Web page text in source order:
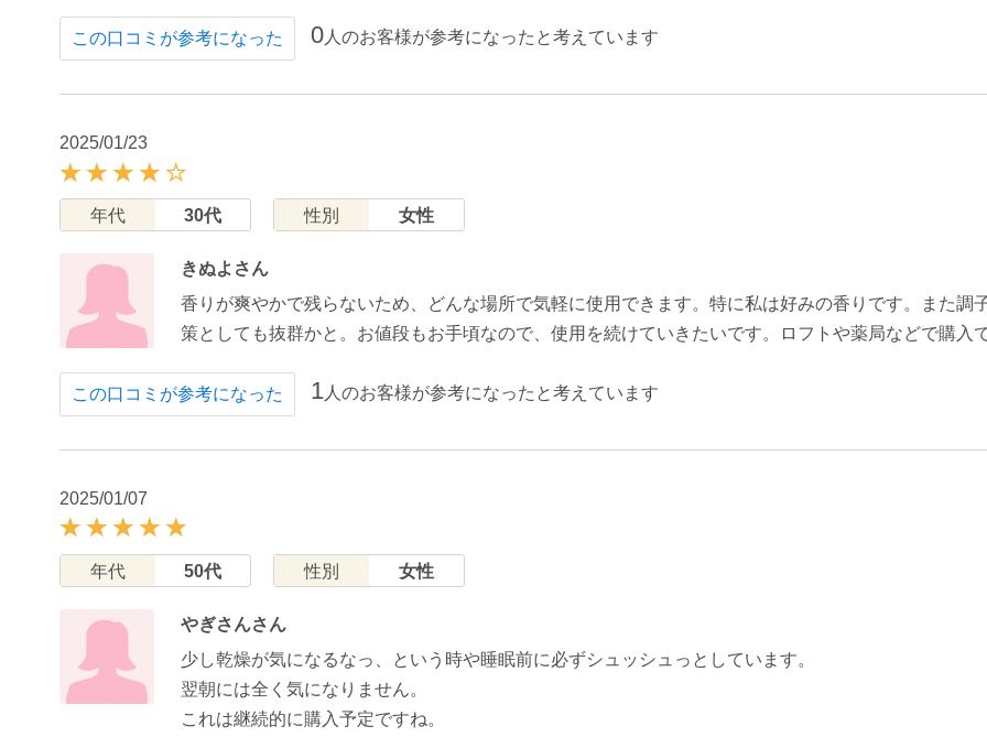
この口コミが参考になった 0人のお客様が参考になったと考えています
2025/01/23
年代 30代 性別 女性
きぬよさん
香りが爽やかで残らないため、どんな場所で気軽に使用できます。特に私は好みの香りです。また
策としても抜群かと。お値段もお手頃なので、使用を続けていきたいです。ロフトや薬局などで購入
この口コミが参考になった 1 人のお客様が参考になったと考えています
2025/01/07
年代 50代 性別 女性
やぎさんさん
少し乾燥が気になるなっ、という時や睡眠前に必ずシュッシュっとしています。
翌朝には全く気になりません。
これは継続的に購入予定ですね。